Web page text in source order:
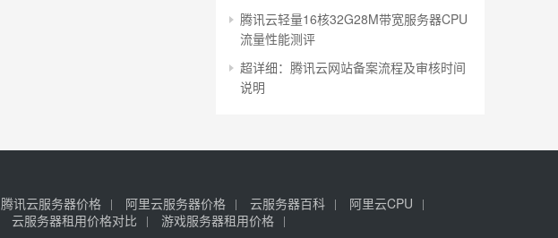
腾讯云轻量16核32G28M带宽服务器CPU
流量性能测评
超详细：腾讯云网站备案流程及审核时间
说明
腾讯云服务器价格 阿里云服务器价格 云服务器百科
阿里云CPU
云服务器租用价格对比
游戏服务器租用价格